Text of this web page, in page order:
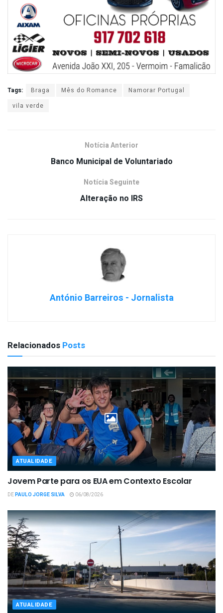
Tags: Braga Mês do Romance
Namorar Portugal
vila verde
Notícia Anterior
Banco Municipal de Voluntariado
Notícia Seguinte
Alteração no IRS
António Barreiros - Jornalista
Relacionados Posts
ATUALIDADE
Jovem Parte para os EUA em Contexto Escolar
DEPAULO JORGE SILVA 06/08/2026
ATUALIDADE